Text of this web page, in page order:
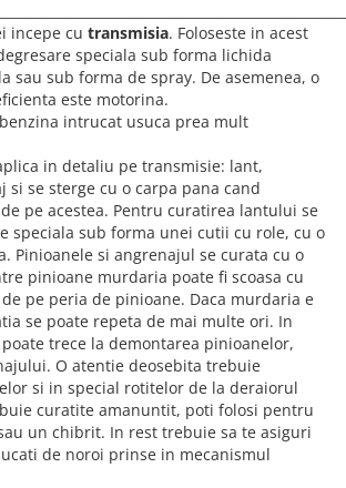
incepe cu transmisia. Foloseste in acest
speciala sub forma lichida
sau sub forma de spray. De asemenea, o
este motorina.
intrucat usuca prea mult
in detaliu pe transmisie: lant,
si se sterge cu o carpa pana cand
pe acestea. Pentru curatirea lantului se
speciala sub forma unei cutii cu role, cu o
Pinioanele si angrenajul se curata cu o
pinioane murdaria poate fi scoasa cu
pe peria de pinioane. Daca murdaria e
se poate repeta de mai multe ori. In
trece la demontarea pinioanelor,
O atentie deosebita trebuie
si in special rotitelor de la deraiorul
curatite amanuntit, poti folosi pentru
un chibrit. In rest trebuie sa te asiguri
de noroi prinse in mecanismul